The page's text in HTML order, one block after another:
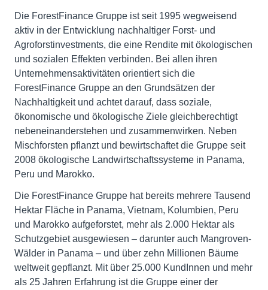
Die ForestFinance Gruppe ist seit 1995 wegweisend
aktiv in der Entwicklung nachhaltiger Forst- und
Agroforstinvestments, die eine Rendite mit ökologischen
und sozialen Effekten verbinden. Bei allen ihren
Unternehmensaktivitäten orientiert sich die
ForestFinance Gruppe an den Grundsätzen der
Nachhaltigkeit und achtet darauf, dass soziale,
ökonomische und ökologische Ziele gleichberechtigt
nebeneinanderstehen und zusammenwirken. Neben
Mischforsten pflanzt und bewirtschaftet die Gruppe seit
2008 ökologische Landwirtschaftssysteme in Panama,
Peru und Marokko.
Die ForestFinance Gruppe hat bereits mehrere Tausend
Hektar Fläche in Panama, Vietnam, Kolumbien, Peru
und Marokko aufgeforstet, mehr als 2.000 Hektar als
Schutzgebiet ausgewiesen – darunter auch Mangroven-
Wälder in Panama – und über zehn Millionen Bäume
weltweit gepflanzt. Mit über 25.000 KundInnen und mehr
als 25 Jahren Erfahrung ist die Gruppe einer der